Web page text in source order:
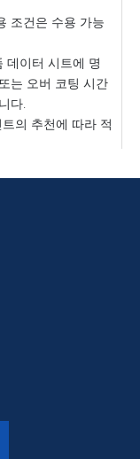
조건은 수용 가능
데이터 시트에 명
는 오버 코팅 시간
다.
의 추천에 따라 적
시스템, 주요 개조
한 서비스 수명
니다.
나열되어 있습니